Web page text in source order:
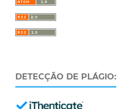
DETECÇÃO DE PLÁGIO: